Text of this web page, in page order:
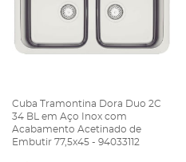
Cuba Tramontina Dora Duo 2C
34 BL em Aço Inox com
Acabamento Acetinado de
Embutir 77,5x45 - 94033112